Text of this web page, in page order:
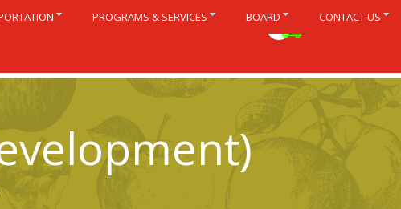
PROGRAMS & SERVICES BOARD CONTACT US